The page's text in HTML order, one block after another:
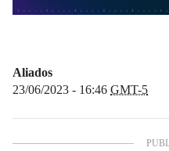
Aliados
23/06/2023 - 16:46 GMT-5